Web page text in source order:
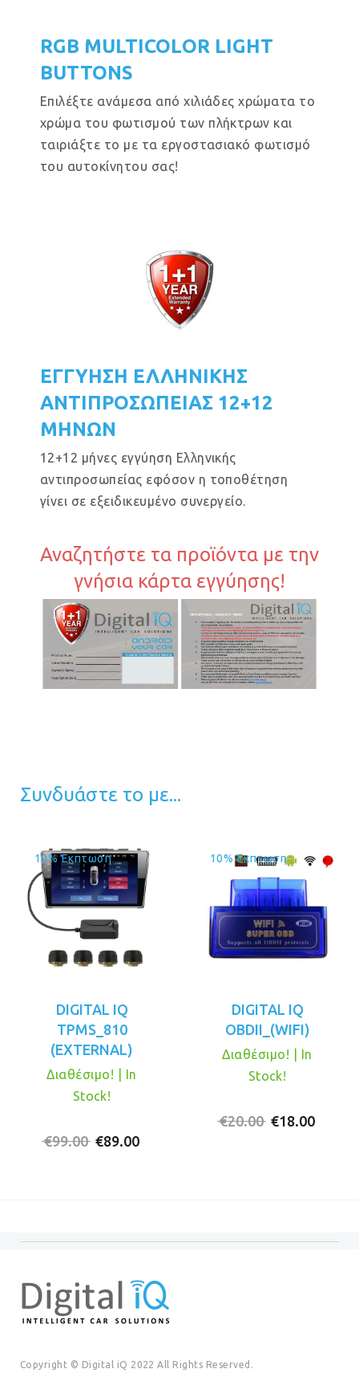
RGB MULTICOLOR LIGHT
BUTTONS
Επιλέξτε ανάμεσα από χιλιάδες χρώματα το
χρώμα του φωτισμού των πλήκτρων και
ταιριάξτε το με τα εργοστασιακό φωτισμό
του αυτοκίνητου σας!
ΕΓΓΥΗΣΗ ΕΛΛΗΝΙΚΗΣ
ΑΝΤΙΠΡΟΣΩΠΕΙΑΣ 12+12
ΜΗΝΩΝ
12+12 μήνες εγγύηση Ελληνικής
αντιπροσωπείας εφόσον η τοποθέτηση
γίνει σε εξειδικευμένο συνεργείο.
Αναζητήστε τα προϊόντα με την
γνήσια κάρτα εγγύησης!
Συνδυάστε το με...
10% Έκπτωση
DIGITAL IQ
TPMS_810
(EXTERNAL)
€99.00 Original
€89.00
Διαθέσιμο! | In
Stock!
10% Έκπτωση
DIGITAL IQ
OBDII_(WIFI)
€20.00 Original
€18.00
Διαθέσιμο! | In
Stock!
Copyright © Digital iQ 2022 All Rights Reserved.